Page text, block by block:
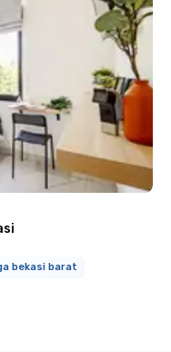
bekasi barat